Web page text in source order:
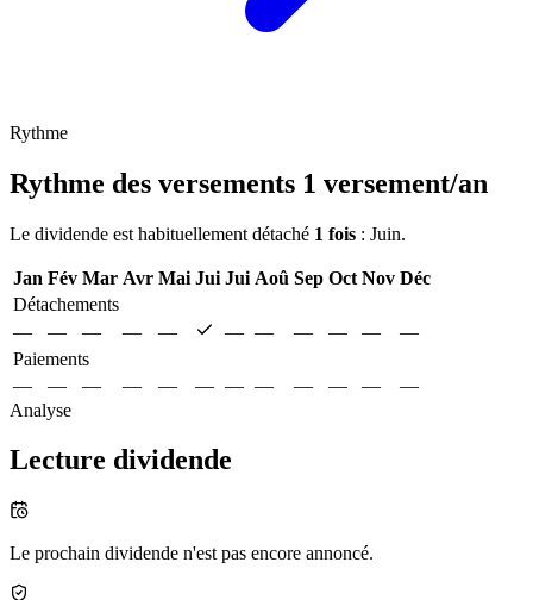
Rythme
Rythme des versements 1 versement/an
Le dividende est habituellement détaché 1 fois : Juin.
Jan Fév Mar Avr Mai Jui Jui Aoû Sep Oct Nov Déc
Détachements
—
— — — — — — — — —
—
Paiements
—
— — — — — — — — — —
—
Analyse
Lecture dividende
Le prochain dividende n'est pas encore annoncé.